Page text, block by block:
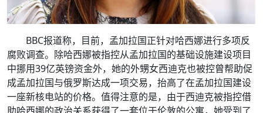
BBC报道称，目前，孟加拉国正针对哈西娜进行多项反
腐败调查。除哈西娜被指控从孟加拉国的基础设施建设项目
中挪用39亿英镑资金外，她的外甥女西迪克也被控曾帮助促
成孟加拉国与俄罗斯达成一项交易，抬高了在孟加拉国建设
一座新核电站的价格。值得注意的是，由于西迪克被指控借